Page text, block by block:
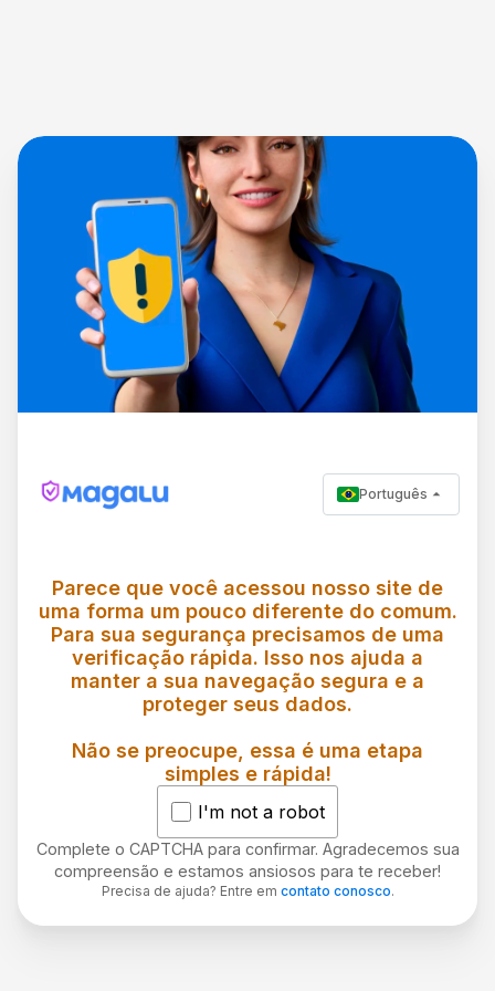
Português
Parece que você acessou nosso site de
uma forma um pouco diferente do comum.
Para sua segurança precisamos de uma
verificação rápida. Isso nos ajuda a
manter a sua navegação segura e a
proteger seus dados.
Não se preocupe, essa é uma etapa
simples e rápida!
I'm not a robot
Complete o CAPTCHA para confirmar. Agradecemos sua
compreensão e estamos ansiosos para te receber!
Precisa de ajuda? Entre em contato conosco.